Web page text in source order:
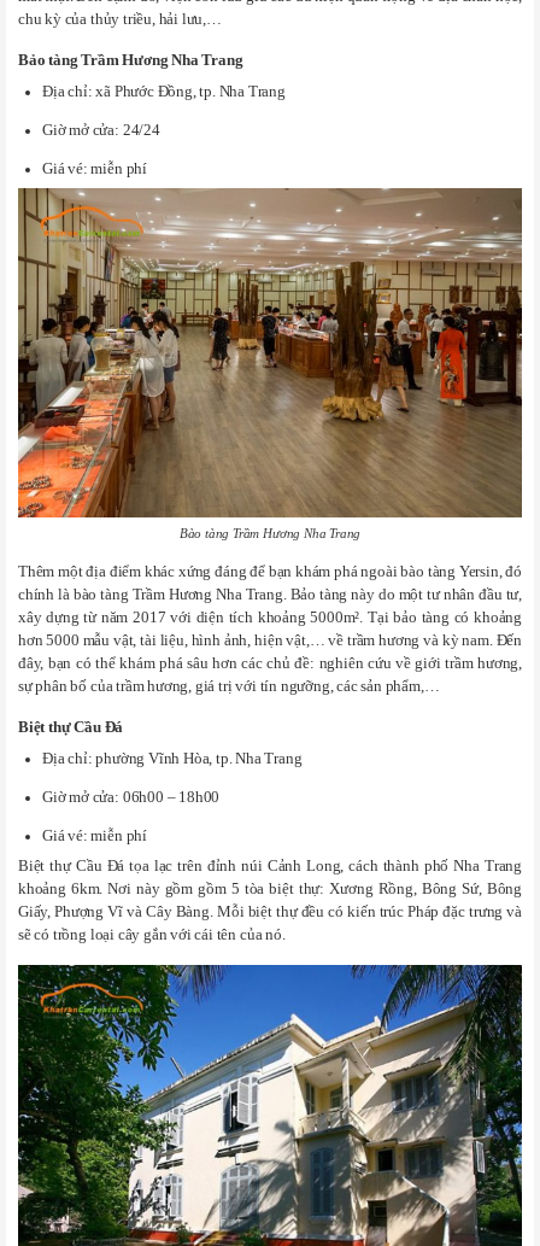
chu kỳ của thủy triều, hải lưu,…
Bảo tàng Trầm Hương Nha Trang
Địa chỉ: xã Phước Đồng, tp. Nha Trang
Giờ mở cửa: 24/24
Giá vé: miễn phí
Bào tàng Trầm Hương Nha Trang
Thêm một địa điểm khác xứng đáng để bạn khám phá ngoài bào tàng Yersin, đó
chính là bào tàng Trầm Hương Nha Trang. Bảo tàng này do một tư nhân đầu tư,
xây dựng từ năm 2017 với diện tích khoảng 5000m². Tại bảo tàng có khoảng
hơn 5000 mẫu vật, tài liệu, hình ảnh, hiện vật,… về trầm hương và kỳ nam. Đến
đây, bạn có thể khám phá sâu hơn các chủ đề: nghiên cứu về giới trầm hương,
sự phân bố của trầm hương, giá trị với tín ngưỡng, các sản phẩm,…
Biệt thự Cầu Đá
Địa chỉ: phường Vĩnh Hòa, tp. Nha Trang
Giờ mở cửa: 06h00 – 18h00
Giá vé: miễn phí
Biệt thự Cầu Đá tọa lạc trên đỉnh núi Cảnh Long, cách thành phố Nha Trang
khoảng 6km. Nơi này gồm gồm 5 tòa biệt thự: Xương Rồng, Bông Sứ, Bông
Giấy, Phượng Vĩ và Cây Bàng. Mỗi biệt thự đều có kiến trúc Pháp đặc trưng và
sẽ có trồng loại cây gắn với cái tên của nó.